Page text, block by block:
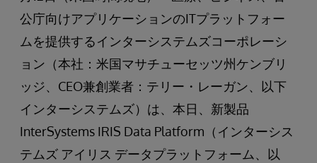
公庁向けアプリケーションのITプラットフォー
ムを提供するインターシステムズコーポレーシ
ョン（本社：米国マサチューセッツ州ケンブリ
ッジ、CEO兼創業者：テリー・レーガン、以下
インターシステムズ）は、本日、新製品
InterSystems IRIS Data Platform（インターシス
テムズ アイリス データプラットフォーム、以